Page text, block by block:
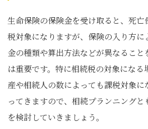
生命保険の保険金を受け取ると、死
税対象になりますが、保険の入り方に
金の種類や算出方法などが異なること
は重要です。特に相続税の対象にな
産や相続人の数によっても課税対象に
ってきますので、相続プランニングと
を検討していきましょう。